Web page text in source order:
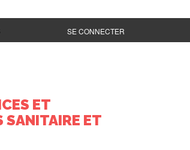
SE CONNECTER
ET
SANITAIRE ET